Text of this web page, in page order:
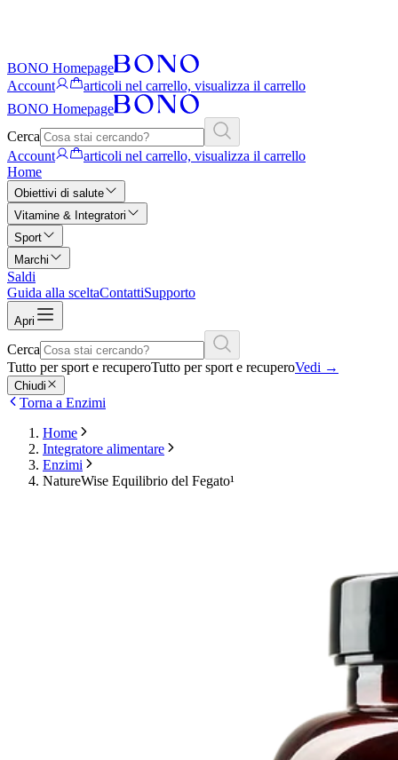
BONO Homepage
Account
articoli nel carrello, visualizza il carrello
BONO Homepage
Cerca
Account
articoli nel carrello, visualizza il carrello
Home
Obiettivi di salute
Vitamine & Integratori
Sport
Marchi
Saldi
Guida alla sceltaContattiSupporto
Apri
Cerca
Tutto per sport e recuperoTutto per sport e recuperoVedi →
Chiudi
Torna a Enzimi
Home
Integratore alimentare
Enzimi
NatureWise Equilibrio del Fegato¹